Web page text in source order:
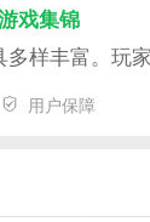
戏集锦
样丰富。玩
配装备，打
玩家每次都有
用户保障